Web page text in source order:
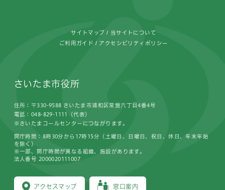
サイトマップ 当サイトについて
ご利用ガイド アクセシビリティポリシー
さいたま市役所
住所：〒330-9588 さいたま市浦和区常盤六丁目4番4号
電話：048-829-1111（代表）
※さいたまコールセンターにつながります。
アクセスマップ 窓口案内
開庁時間：8時30分から17時15分（土曜日、日曜日、祝日、休日、年末年始
を除く）
※一部、開庁時間が異なる組織、施設があります。
法人番号 2000020111007